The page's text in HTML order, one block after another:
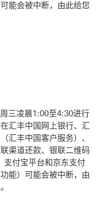
能会被中断，由此给您
三凌晨1:00至4:30进行
汇丰中国网上银行、汇
汇丰中国客户服务）、
渠道还款、银联二维码
支付宝平台和京东支付
能）可能会被中断，由